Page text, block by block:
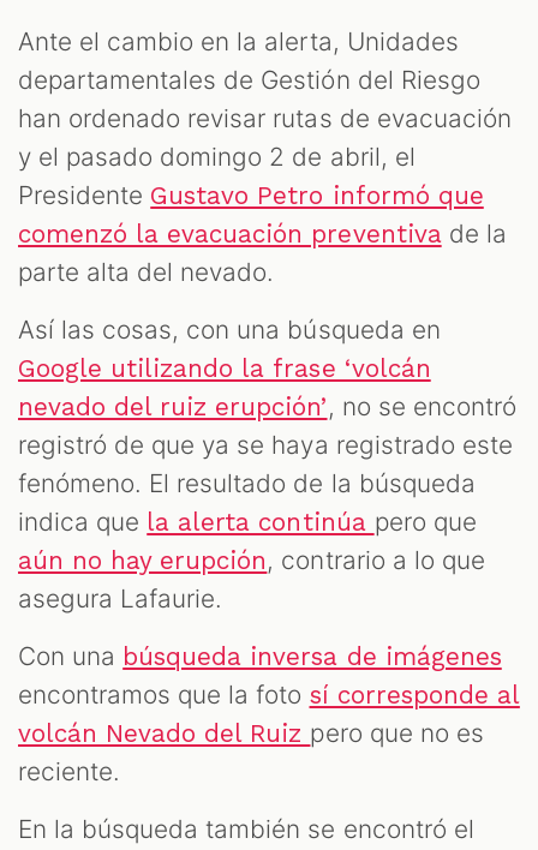
Ante el cambio en la alerta, Unidades
departamentales de Gestión del Riesgo
han ordenado revisar rutas de evacuación
y el pasado domingo 2 de abril, el
Presidente Gustavo Petro informó que
comenzó la evacuación preventivade la
parte alta del nevado.
Así las cosas, con una búsqueda en
Google utilizando la frase ‘volcán
nevado del ruiz erupción’, no se encontró
registró de que ya se haya registrado este
fenómeno. El resultado de la búsqueda
indica que la alerta continúa pero que
aún no hay erupción, contrario a lo que
asegura Lafaurie.
Con una búsqueda inversa de imágenes
encontramos que la foto sí corresponde al
volcán Nevado del Ruiz pero que no es
reciente.
En la búsqueda también se encontró el